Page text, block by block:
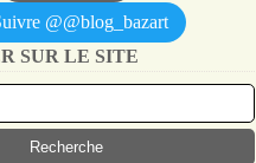
@@blog_bazart
SUR LE SITE